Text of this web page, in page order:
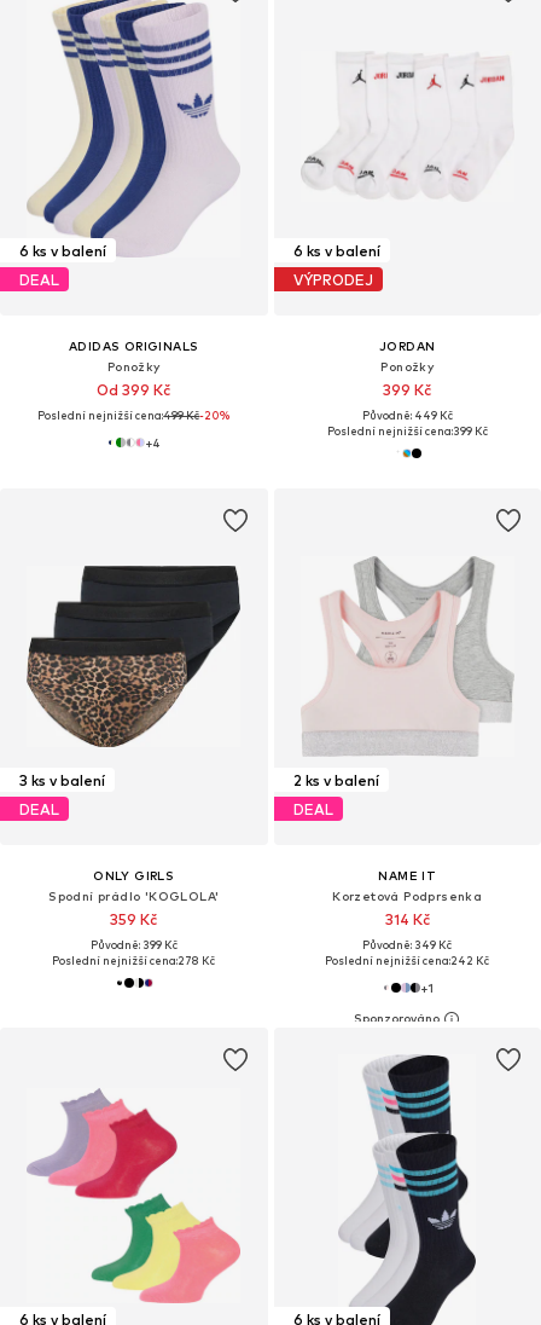
6 ks v balení
DEAL
ADIDAS ORIGINALS
Ponožky
Od 399 Kč
Poslední nejnižší cena:499 Kč-20%
+4
6 ks v balení
VÝPRODEJ
JORDAN
Ponožky
399 Kč
Původně: 449 Kč
Poslední nejnižší cena:399 Kč
3 ks v balení
DEAL
ONLY GIRLS
Spodní prádlo 'KOGLOLA'
359 Kč
Původně: 399 Kč
Poslední nejnižší cena:278 Kč
2 ks v balení
DEAL
NAME IT
Korzetová Podprsenka
314 Kč
Původně: 349 Kč
Poslední nejnižší cena:242 Kč
+1
6 ks v balení 6 ks v balení